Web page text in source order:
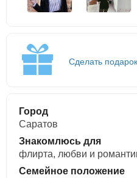
Сделать подарок
Город
Саратов
Знакомлюсь для
флирта, любви и
Семейное положение